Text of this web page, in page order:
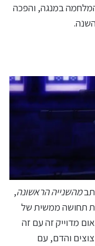
במנגה, והפכה
מהשנייה הראשונה,
תחושה ממשית של
מדוייק זה עם זה
והדם, עם